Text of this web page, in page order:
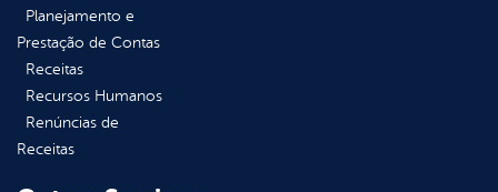
Planejamento e
Prestação de Contas
Receitas
Recursos Humanos
Renúncias de
Receitas